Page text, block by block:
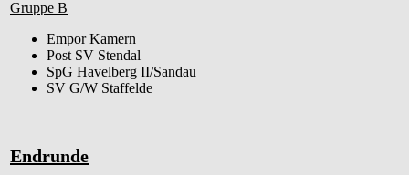
Gruppe B
Empor Kamern
Post SV Stendal
SpG Havelberg II/Sandau
SV G/W Staffelde
Endrunde